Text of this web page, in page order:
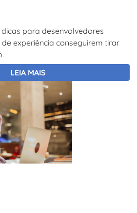
para desenvolvedores
experiência conseguirem tirar
LEIA MAIS